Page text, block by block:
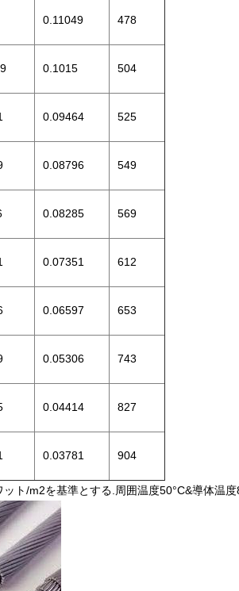
0.11049 478
0.1015 504
0.09464 525
0.08796 549
0.08285 569
0.07351 612
0.06597 653
0.05306 743
0.04414 827
0.03781 904
ト/m2を基準とする.周囲温度50°C&導体温度